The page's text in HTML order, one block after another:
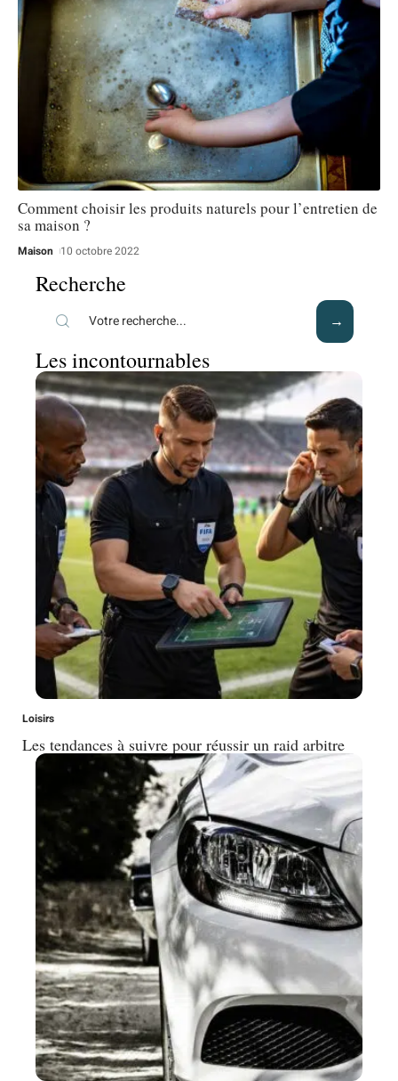
Comment choisir les produits naturels pour l’entretien de
sa maison ?
Maison 10 octobre 2022
Recherche
Les incontournables
Loisirs
Les tendances à suivre pour réussir un raid arbitre